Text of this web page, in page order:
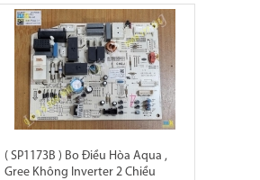
( SP1173B ) Bo Điều Hòa Aqua ,
Gree Không Inverter 2 Chiều